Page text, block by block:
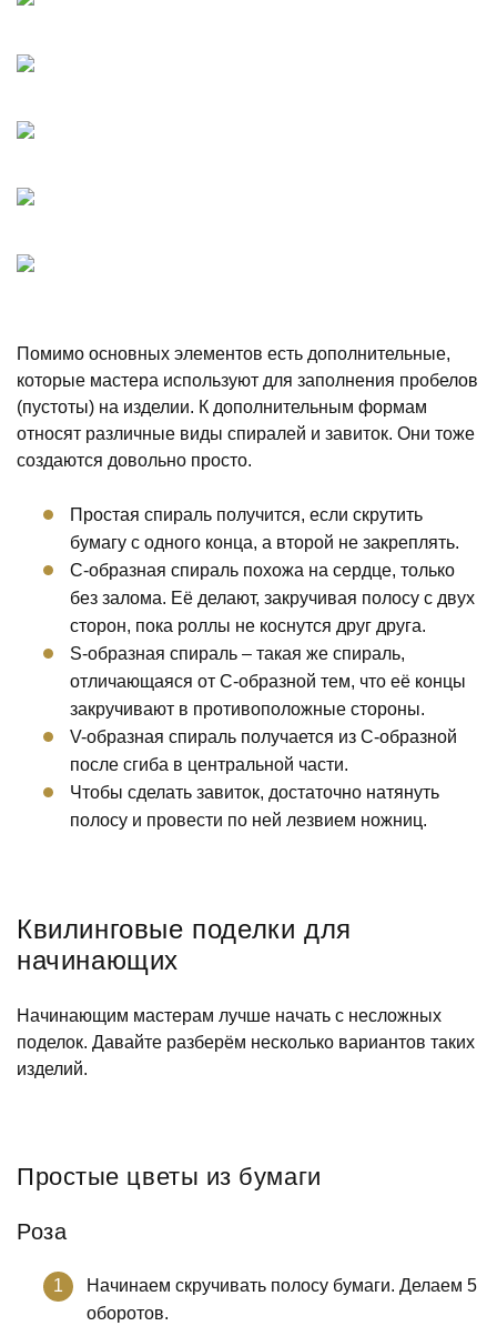
Помимо основных элементов есть дополнительные,
которые мастера используют для заполнения пробелов
(пустоты) на изделии. К дополнительным формам
относят различные виды спиралей и завиток. Они тоже
создаются довольно просто.
Простая спираль получится, если скрутить
бумагу с одного конца, а второй не закреплять.
С-образная спираль похожа на сердце, только
без залома. Её делают, закручивая полосу с двух
сторон, пока роллы не коснутся друг друга.
S-образная спираль – такая же спираль,
отличающаяся от С-образной тем, что её концы
закручивают в противоположные стороны.
V-образная спираль получается из С-образной
после сгиба в центральной части.
Чтобы сделать завиток, достаточно натянуть
полосу и провести по ней лезвием ножниц.
Квилинговые поделки для
начинающих
Начинающим мастерам лучше начать с несложных
поделок. Давайте разберём несколько вариантов таких
изделий.
Простые цветы из бумаги
Роза
Начинаем скручивать полосу бумаги. Делаем 5
оборотов.